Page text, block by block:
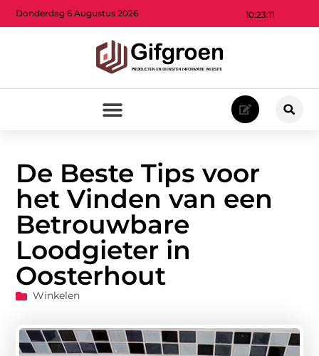
10:23:12
Donderdag 6 Augustus 2026
De Beste Tips voor
het Vinden van een
Betrouwbare
Loodgieter in
Oosterhout
Winkelen